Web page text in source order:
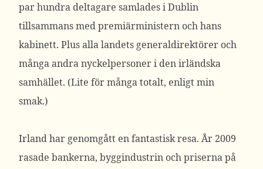
par hundra deltagare samlades i Dublin
tillsammans med premiärministern och hans
kabinett. Plus alla landets generaldirektörer och
många andra nyckelpersoner i den irländska
samhället. (Lite för många totalt, enligt min
smak.)
Irland har genomgått en fantastisk resa. År 2009
rasade bankerna, byggindustrin och priserna på